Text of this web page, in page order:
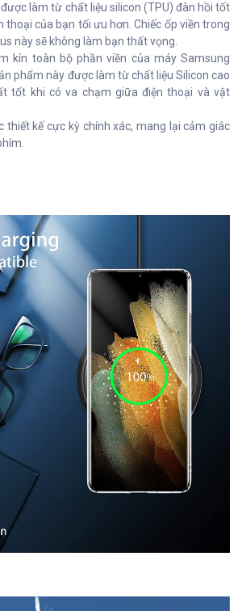
làm từ chất liệu silicon (TPU) đàn hồi tốt
thoại của bạn tối ưu hơn. Chiếc ốp viền trong
này sẽ không làm bạn thất vọng.
kín toàn bộ phần viền của máy Samsung
phẩm này được làm từ chất liệu Silicon cao
tốt khi có va chạm giữa điện thoại và vật
thiết kế cực kỳ chính xác, mang lại cảm giác